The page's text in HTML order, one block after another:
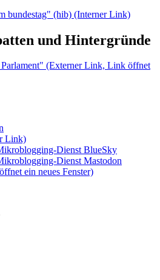
bundestag" (hib) (Interner Link)
und Hintergründe
(Externer Link, Link öffnet
Link)
Dienst BlueSky
Dienst Mastodon
ein neues Fenster)